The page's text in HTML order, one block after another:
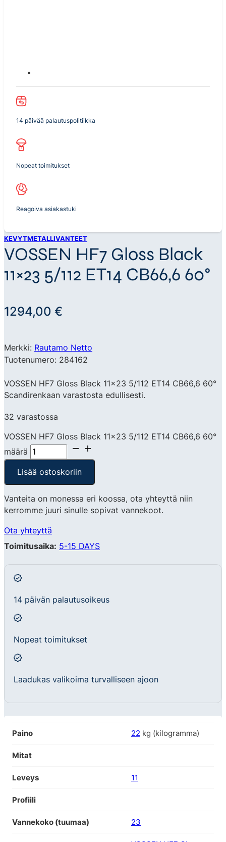
14 päivää palautuspolitiikka
Nopeat toimitukset
Reagoiva asiakastuki
KEVYTMETALLIVANTEET
VOSSEN HF7 Gloss Black
11×23 5/112 ET14 CB66,6 60°
1294,00 €
Merkki: Rautamo Netto
Tuotenumero: 284162
VOSSEN HF7 Gloss Black 11×23 5/112 ET14 CB66,6 60°
Scandirenkaan varastosta edullisesti.
32 varastossa
VOSSEN HF7 Gloss Black 11x23 5/112 ET14 CB66,6 60°
määrä
Lisää ostoskoriin
Vanteita on monessa eri koossa, ota yhteyttä niin
kerromme juuri sinulle sopivat vannekoot.
Ota yhteyttä
Toimitusaika: 5-15 DAYS
14 päivän palautusoikeus
Nopeat toimitukset
Laadukas valikoima turvalliseen ajoon
Paino 22 kg (kilogramma)
Mitat
Leveys 11
Profiili
Vannekoko (tuumaa) 23